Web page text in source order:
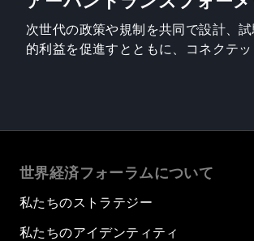
次世代の政策や規制を共同で設計、
的利益を促進すとともに、コネクテ
世界経済フォーラムについて
私たちのストラテジー
私たちのアイデンティティ